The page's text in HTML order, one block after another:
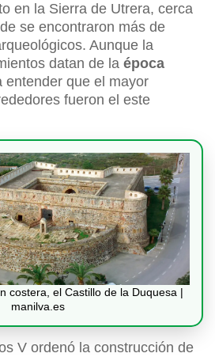
en la Sierra de Utrera, cerca
se encontraron más de
Aunque la
datan de la época
entender que el mayor
fueron el este
costera, el Castillo de la Duquesa |
manilva.es
V ordenó la construcción de